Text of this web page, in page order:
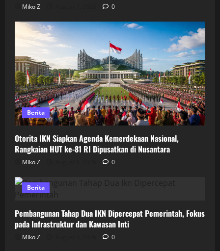
Miko Z 0
Berita
Otorita IKN Siapkan Agenda Kemerdekaan Nasional,
Rangkaian HUT ke-81 RI Dipusatkan di Nusantara
Miko Z 0
Berita
Pembangunan Tahap Dua IKN Dipercepat Pemerintah, Fokus
pada Infrastruktur dan Kawasan Inti
Miko Z
0